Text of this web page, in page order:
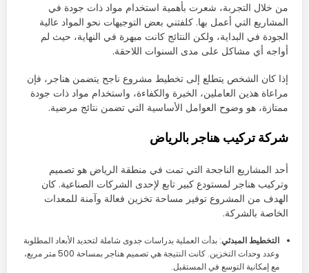
من خلال التجربة، شعرت بأهمية استخدام مواد ذات جودة في
المشاريع التي أعمل بها. كلفتني بعض التوجيهات نحو المواد عالية
الجودة في البداية، ولكن النتائج كانت مبهرة في النهاية، حيث لم
أواجه أي مشاكل على مدى السنوات اللاحقة.
إذا كان الشخص يتطلع إلى تخطيط مشروع ناجح يتضمن هناجر، فإن
مراعاة هذين العاملين، الخبرة والكفاءة، واستخدام مواد ذات جودة
ممتازة، هو وضوح العوامل الأساسية التي تضمن نتائج مرضية.
شركة تركيب هناجر بالرياض
أحد المشاريع الناجحة التي تمت في منطقة الرياض هو تصميم
وتركيب هناجر لمستودع كبير تابع لإحدى الشركات الصناعية. كان
الهدف من المشروع توفير مساحة تخزين فعالة وآمنة للمعدات
الخاصة بالشركة.
التخطيط المبدئي: بدأت العملية بدراسات جدوى شاملة لتحديد الأبعاد المطلوبة
وعدد وحدات التخزين. كانت النتيجة هي تصميم هناجر بمساحة 500 متر مربع،
مع إمكانية التوسع في المستقبل.